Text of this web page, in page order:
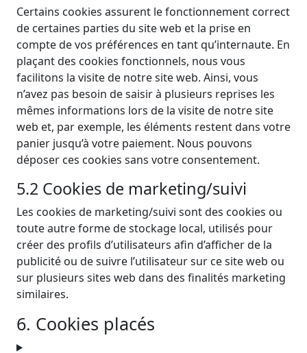
Certains cookies assurent le fonctionnement correct
de certaines parties du site web et la prise en
compte de vos préférences en tant qu’internaute. En
plaçant des cookies fonctionnels, nous vous
facilitons la visite de notre site web. Ainsi, vous
n’avez pas besoin de saisir à plusieurs reprises les
mêmes informations lors de la visite de notre site
web et, par exemple, les éléments restent dans votre
panier jusqu’à votre paiement. Nous pouvons
déposer ces cookies sans votre consentement.
5.2 Cookies de marketing/suivi
Les cookies de marketing/suivi sont des cookies ou
toute autre forme de stockage local, utilisés pour
créer des profils d’utilisateurs afin d’afficher de la
publicité ou de suivre l’utilisateur sur ce site web ou
sur plusieurs sites web dans des finalités marketing
similaires.
6. Cookies placés